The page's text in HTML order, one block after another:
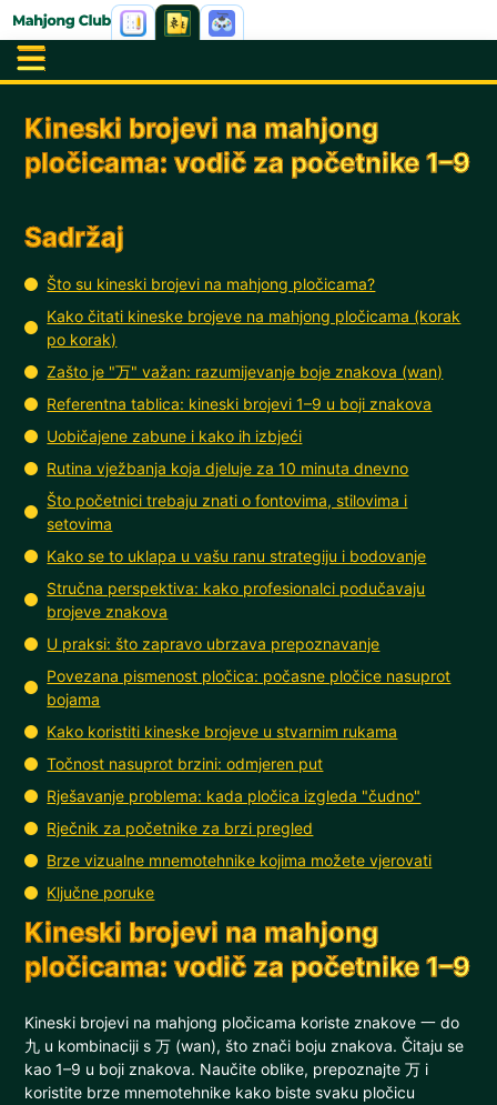
Kineski brojevi na mahjong
pločicama: vodič za početnike 1–9
Sadržaj
Što su kineski brojevi na mahjong pločicama?
Kako čitati kineske brojeve na mahjong pločicama (korak
po korak)
Zašto je "万" važan: razumijevanje boje znakova (wan)
Referentna tablica: kineski brojevi 1–9 u boji znakova
Uobičajene zabune i kako ih izbjeći
Rutina vježbanja koja djeluje za 10 minuta dnevno
Što početnici trebaju znati o fontovima, stilovima i
setovima
Kako se to uklapa u vašu ranu strategiju i bodovanje
Stručna perspektiva: kako profesionalci podučavaju
brojeve znakova
U praksi: što zapravo ubrzava prepoznavanje
Povezana pismenost pločica: počasne pločice nasuprot
bojama
Kako koristiti kineske brojeve u stvarnim rukama
Točnost nasuprot brzini: odmjeren put
Rješavanje problema: kada pločica izgleda "čudno"
Rječnik za početnike za brzi pregled
Brze vizualne mnemotehnike kojima možete vjerovati
Ključne poruke
Kineski brojevi na mahjong
pločicama: vodič za početnike 1–9
Kineski brojevi na mahjong pločicama koriste znakove 一 do
九 u kombinaciji s 万 (wan), što znači boju znakova. Čitaju se
kao 1–9 u boji znakova. Naučite oblike, prepoznajte 万 i
koristite brze mnemotehnike kako biste svaku pločicu